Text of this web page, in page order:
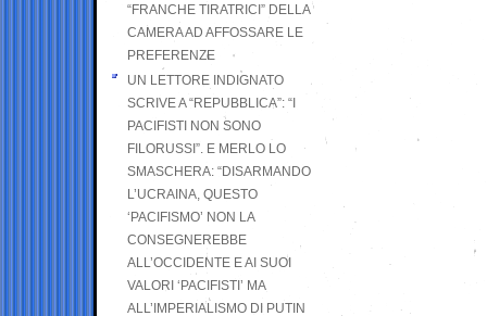
“FRANCHE TIRATRICI” DELLA
CAMERA AD AFFOSSARE LE
PREFERENZE
UN LETTORE INDIGNATO
SCRIVE A “REPUBBLICA”: “I
PACIFISTI NON SONO
FILORUSSI”. E MERLO LO
SMASCHERA: “DISARMANDO
L’UCRAINA, QUESTO
‘PACIFISMO’ NON LA
CONSEGNEREBBE
ALL’OCCIDENTE E AI SUOI
VALORI ‘PACIFISTI’ MA
ALL’IMPERIALISMO DI PUTIN